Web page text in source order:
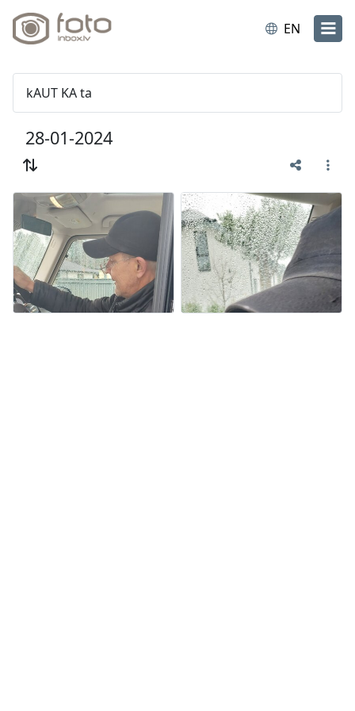
EN
kAUT KA ta
28-01-2024